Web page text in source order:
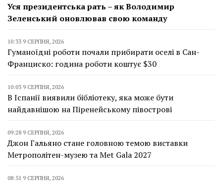
Уся президентська рать – як Володимир
Зеленський оновлював свою команду
10:33 9 СЕРПНЯ, 2026
Гуманоїдні роботи почали прибирати оселі в Сан-
Франциско: година роботи коштує $30
10:03 9 СЕРПНЯ, 2026
В Іспанії виявили бібліотеку, яка може бути
найдавнішою на Піренейському півострові
09:28 9 СЕРПНЯ, 2026
Джон Гальяно стане головною темою виставки
Метрополітен-музею та Met Gala 2027
08:51 9 СЕРПНЯ, 2026